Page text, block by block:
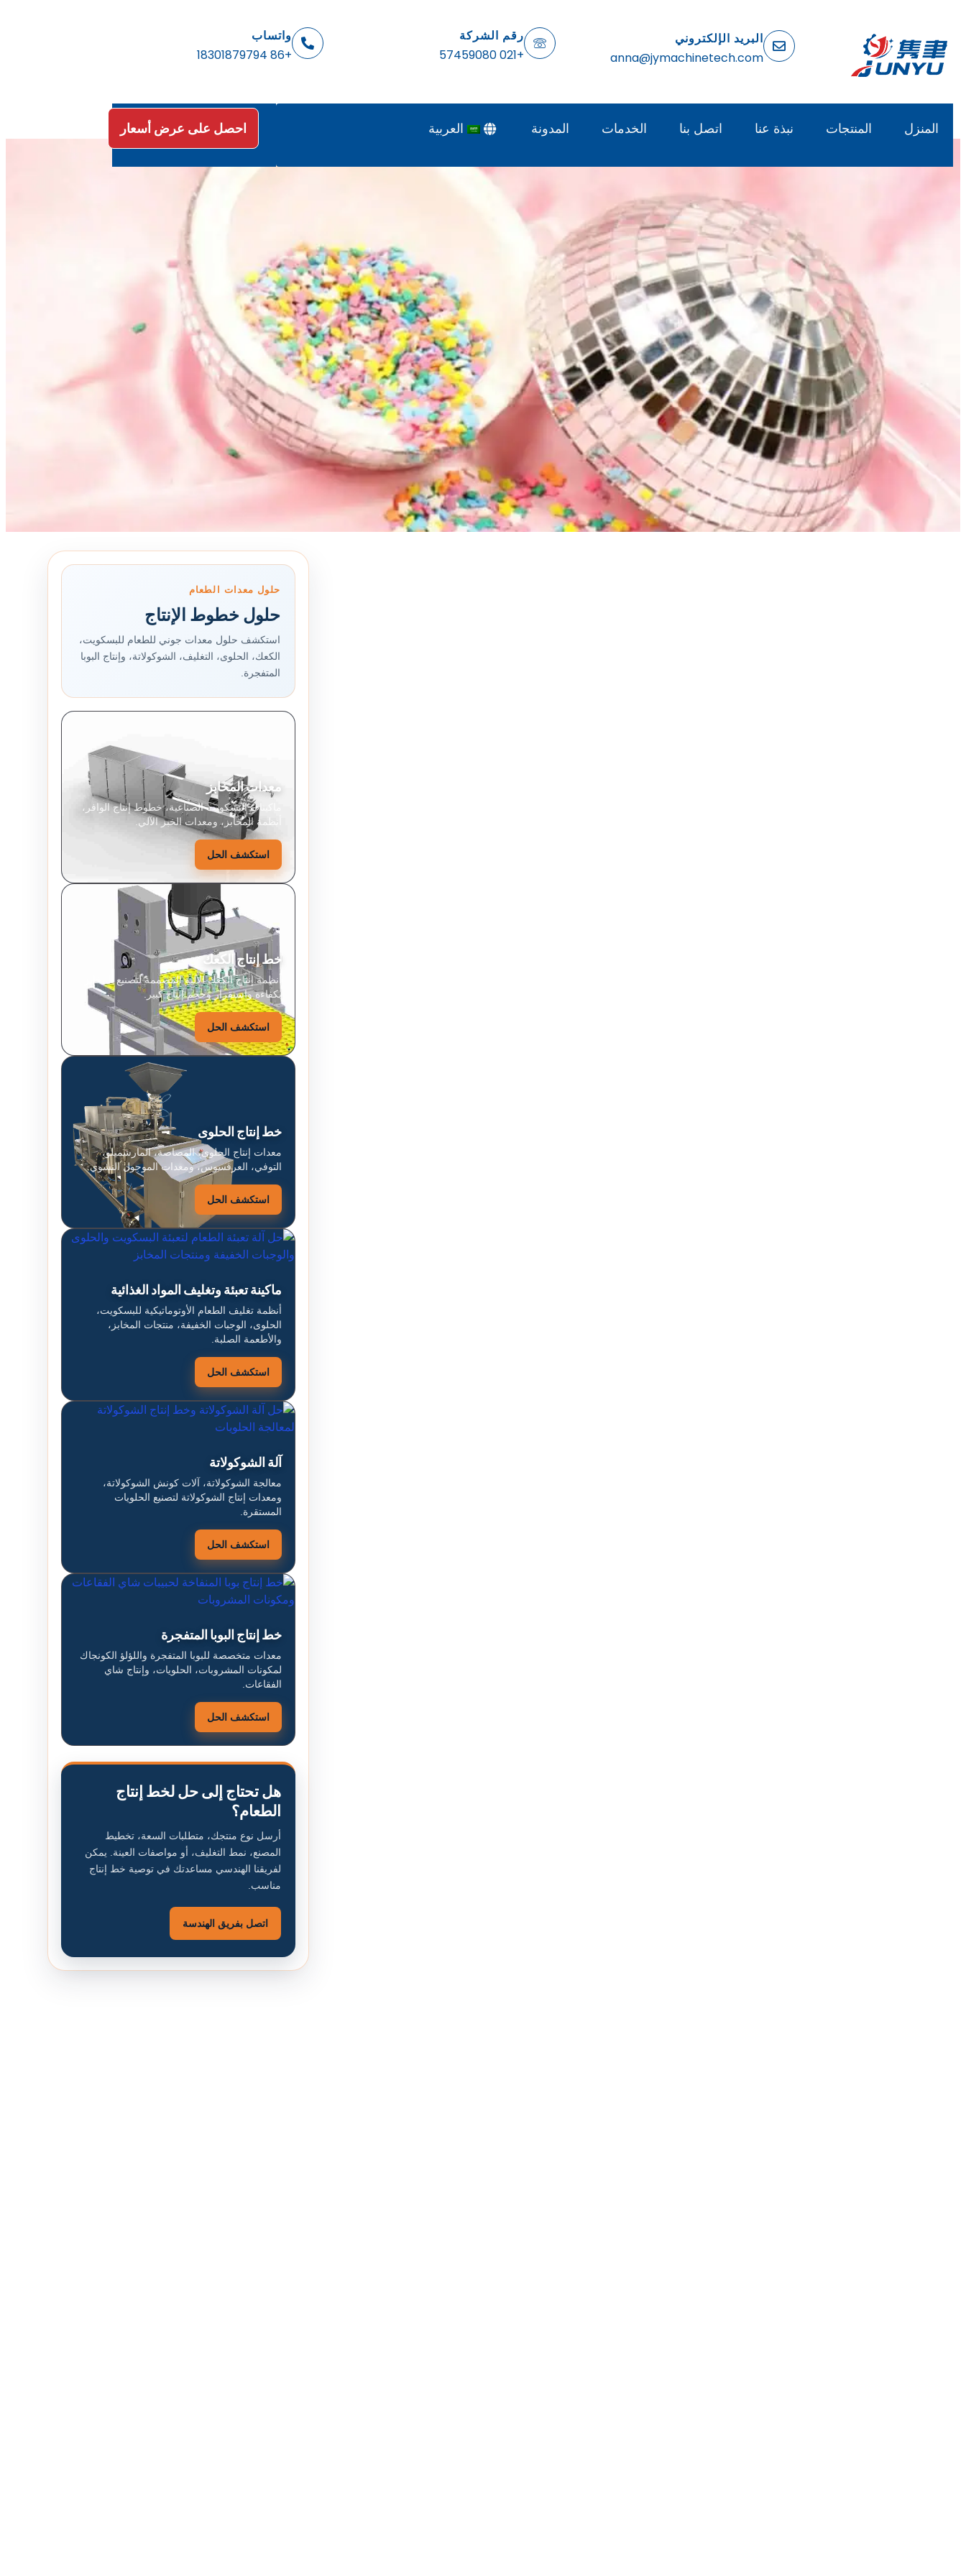
البريد الإلكتروني
anna@jymachinetech.com
رقم الشركة
+021 57459080
واتساب
+86 18301879794
المنزل المنتجات نبذة عنا اتصل بنا الخدمات المدونة العربية احصل على عرض أسعار
حلول معدات الطعام
حلول خطوط الإنتاج
استكشف حلول معدات جوني للطعام للبسكويت،
الكعك، الحلوى، التغليف، الشوكولاتة، وإنتاج البوبا
المتفجرة.
معدات المخابز
ماكينات البسكويت الصناعية، خطوط إنتاج الوافر،
أنظمة المخابز، ومعدات الخبز الآلي.
استكشف الحل
خط إنتاج الكعك
أنظمة إنتاج الكعك الآلية المصممة لتصنيع المخابز
بكفاءة واستقرار وحجم إنتاج كبير.
استكشف الحل
خط إنتاج الحلوى
معدات إنتاج الحلوى، المصاصة، المارشميلو،
التوفي، العرقسوس، ومعدات الموجول النشوي.
استكشف الحل
ماكينة تعبئة وتغليف المواد الغذائية
أنظمة تغليف الطعام الأوتوماتيكية للبسكويت،
الحلوى، الوجبات الخفيفة، منتجات المخابز،
والأطعمة الصلبة.
استكشف الحل
آلة الشوكولاتة
معالجة الشوكولاتة، آلات كونش الشوكولاتة،
ومعدات إنتاج الشوكولاتة لتصنيع الحلويات
المستقرة.
استكشف الحل
خط إنتاج البوبا المتفجرة
معدات متخصصة للبوبا المتفجرة واللؤلؤ الكونجاك
لمكونات المشروبات، الحلويات، وإنتاج شاي
الفقاعات.
استكشف الحل
هل تحتاج إلى حل لخط إنتاج
الطعام؟
أرسل نوع منتجك، متطلبات السعة، تخطيط
المصنع، نمط التغليف، أو مواصفات العينة. يمكن
لفريقنا الهندسي مساعدتك في توصية خط إنتاج
مناسب.
اتصل بفريق الهندسة